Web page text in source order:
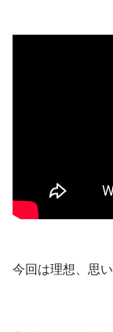
今回は理想、思